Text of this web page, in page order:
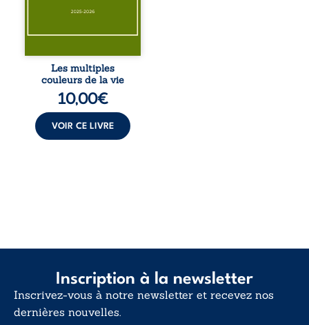
pour en retrouver
Entre souvenirs,
désillusions, Les
multiples couleurs
de la vie explore la
force des liens, le
poids des non-dits
et la ...
Les multiples
couleurs de la vie
10,00€
VOIR CE LIVRE
Inscription à la newsletter
Inscrivez-vous à notre newsletter et recevez nos
dernières nouvelles.